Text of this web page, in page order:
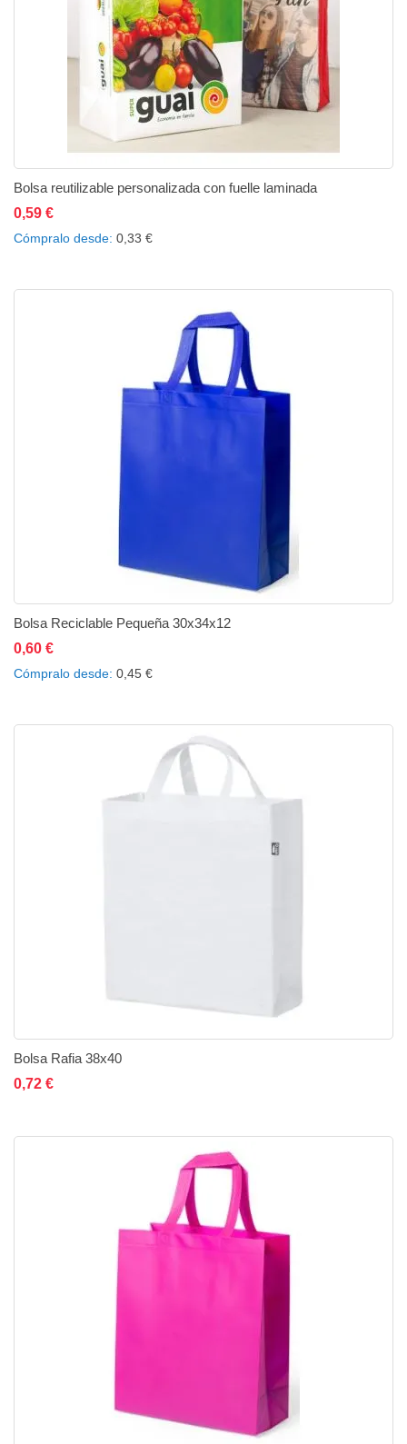
Bolsa reutilizable personalizada con fuelle laminada
0,59 €
Cómpralo desde 0,33 €
Bolsa Reciclable Pequeña 30x34x12
0,60 €
Cómpralo desde 0,45 €
Bolsa Rafia 38x40
0,72 €